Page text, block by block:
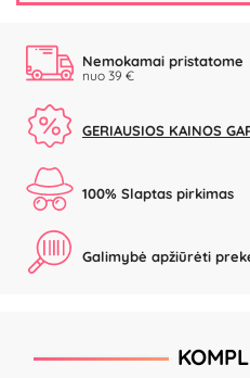
Nemokamai pristatome
nuo 39 €
GERIAUSIOS KAINOS
100% Slaptas pirkimas
Galimybė apžiūrėti